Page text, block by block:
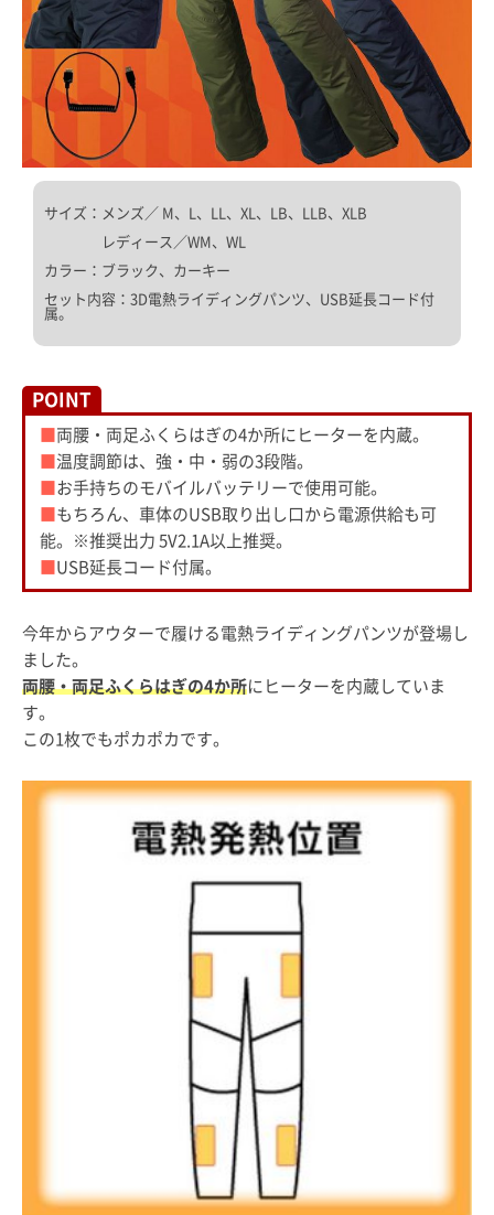
サイズ：メンズ／ M、L、LL、XL、LB、LLB、XLB
レディース／WM、WL
カラー：ブラック、カーキー
セット内容：3D電熱ライディングパンツ、USB延長コード付
属。
POINT
両腰・両足ふくらはぎの4か所にヒーターを内蔵。
温度調節は、強・中・弱の3段階。
お手持ちのモバイルバッテリーで使用可能。
もちろん、車体のUSB取り出し口から電源供給も可
能。※推奨出力 5V2.1A以上推奨。
USB延長コード付属。
今年からアウターで履ける電熱ライディングパンツが登場し
ました。
両腰・両足ふくらはぎの4か所にヒーターを内蔵していま
す。
この1枚でもポカポカです。